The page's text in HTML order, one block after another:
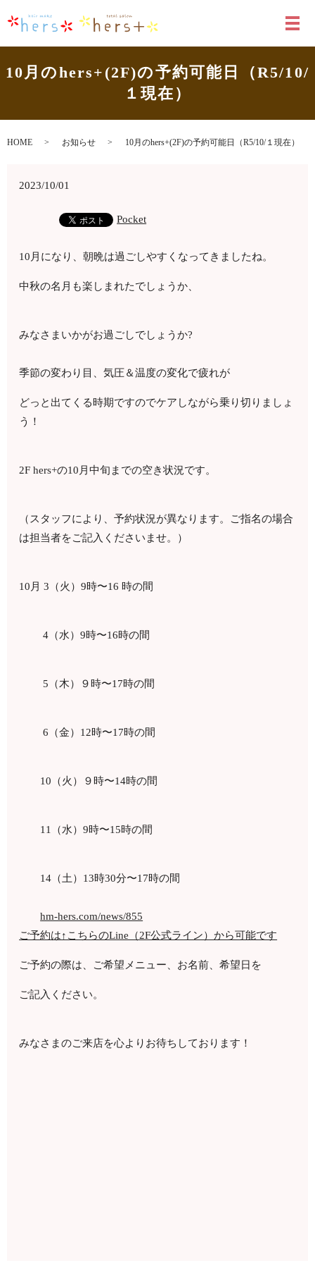
メ
10月のhers+(2F)の予約可能日（R5/10/
１現在）
HOME お知らせ 10月のhers+(2F)の予約可能日（R5/10/１現在）
2023/10/01
Pocket
10月になり、朝晩は過ごしやすくなってきましたね。
中秋の名月も楽しまれたでしょうか、
みなさまいかがお過ごしでしょうか?
季節の変わり目、気圧＆温度の変化で疲れが
どっと出てくる時期ですのでケアしながら乗り切りましょ
う！
2F hers+の10月中旬までの空き状況です。
（スタッフにより、予約状況が異なります。ご指名の場合
は担当者をご記入くださいませ。）
10月 3（火）9時〜16 時の間
4（水）9時〜16時の間
5（木）９時〜17時の間
6（金）12時〜17時の間
10（火）９時〜14時の間
11（水）9時〜15時の間
14（土）13時30分〜17時の間
hm-hers.com/news/855
ご予約は↑こちらのLine（2F公式ライン）から可能です
ご予約の際は、ご希望メニュー、お名前、希望日を
ご記入ください。
みなさまのご来店を心よりお待ちしております！